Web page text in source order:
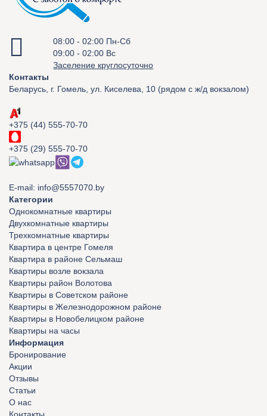
08:00 - 02:00 Пн-Сб
09:00 - 02:00 Вс
Заселение круглосуточно
Контакты
Беларусь, г. Гомель, ул. Киселева, 10 (рядом с ж/д вокзалом)
+375 (44) 555-70-70
+375 (29) 555-70-70
E-mail: info@5557070.by
Категории
Однокомнатные квартиры
Двухкомнатные квартиры
Трехкомнатные квартиры
Квартира в центре Гомеля
Квартира в районе Сельмаш
Квартиры возле вокзала
Квартиры район Волотова
Квартиры в Советском районе
Квартиры в Железнодорожном районе
Квартиры в Новобелицком районе
Квартиры на часы
Информация
Бронирование
Акции
Отзывы
Статьи
О нас